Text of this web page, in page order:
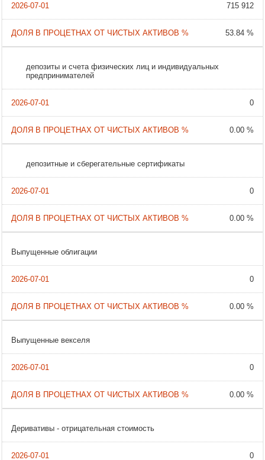
715 912
53.84 %
депозиты и счета физических лиц и индивидуальных
предпринимателей
0
0.00 %
депозитные и сберегательные сертификаты
0
0.00 %
Выпущенные облигации
0
0.00 %
Выпущенные векселя
0
0.00 %
Деривативы - отрицательная стоимость
0